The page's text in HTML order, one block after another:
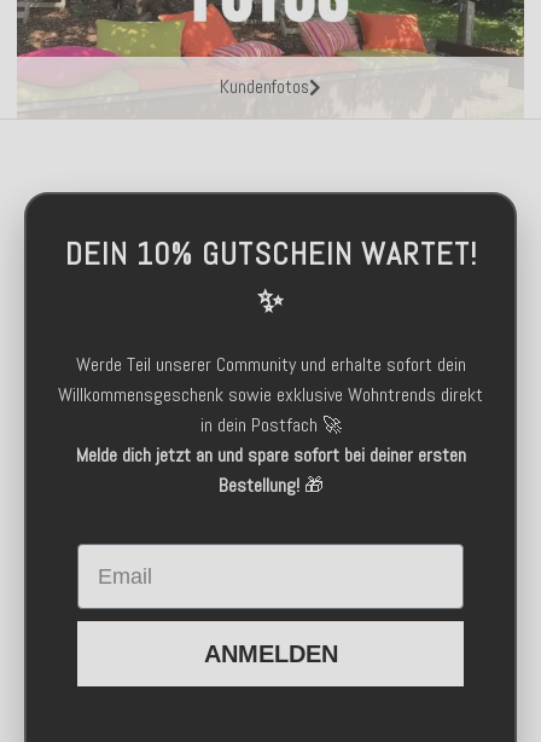
Kundenfotos
DEIN 10% GUTSCHEIN WARTET!
✨
Werde Teil unserer Community und erhalte sofort dein
Willkommensgeschenk sowie exklusive Wohntrends direkt
in dein Postfach 🚀
Melde dich jetzt an und spare sofort bei deiner ersten
Bestellung!🎁
Email
ANMELDEN